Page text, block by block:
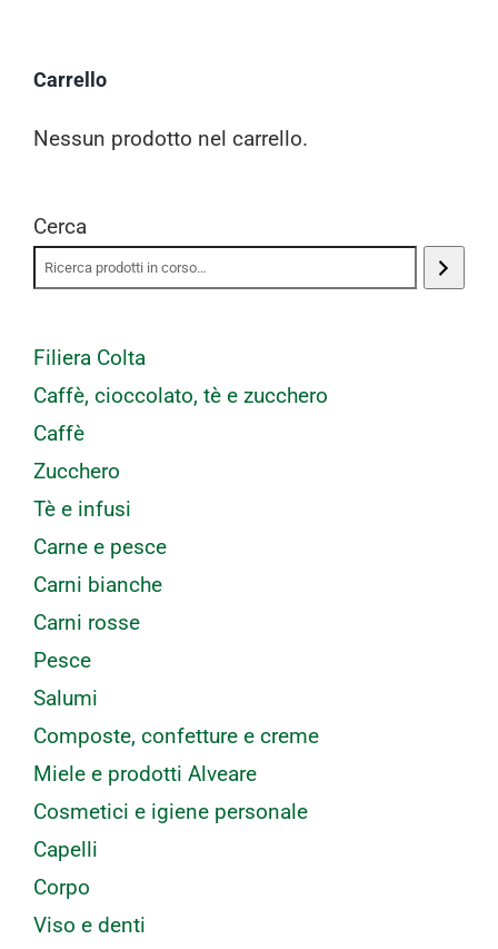
Carrello
Nessun prodotto nel carrello.
Cerca
Filiera Colta
Caffè, cioccolato, tè e zucchero
Caffè
Zucchero
Tè e infusi
Carne e pesce
Carni bianche
Carni rosse
Pesce
Salumi
Composte, confetture e creme
Miele e prodotti Alveare
Cosmetici e igiene personale
Capelli
Corpo
Viso e denti